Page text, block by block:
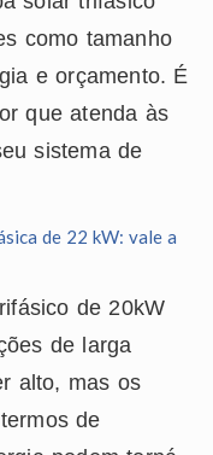
como tamanho
e orçamento. É
que atenda às
sistema de
de 22 kW: vale a
de 20kW
de larga
alto, mas os
de